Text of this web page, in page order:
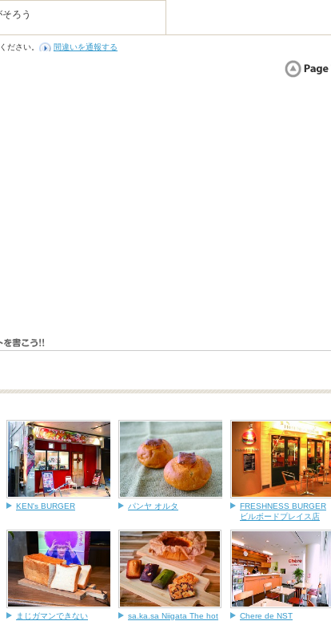
ろう
ださい。 間違いを通報する
KEN's BURGER パンヤ オルタ
FRESHNESS BURGER
ビルボードプレイス店
まじガマンできない
sa.ka.sa Niigata The hot
Chere de NST